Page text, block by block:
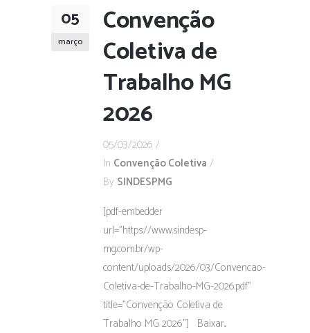
05
março
Convenção
Coletiva de
Trabalho MG
2026
05/03/2026
In Convenção Coletiva
By SINDESPMG
[pdf-embedder
url="https://www.sindesp-
mg.com.br/wp-
content/uploads/2026/03/Convencao-
Coletiva-de-Trabalho-MG-2026.pdf"
title="Convenção Coletiva de
Trabalho MG 2026"] Baixar...